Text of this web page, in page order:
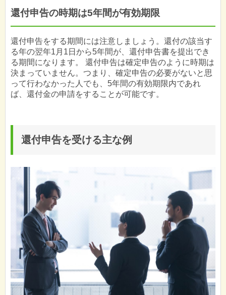
還付申告の時期は5年間が有効期限
還付申告をする期間には注意しましょう。還付の該当す
る年の翌年1月1日から5年間が、還付申告書を提出でき
る期間になります。 還付申告は確定申告のように時期は
決まっていません。つまり、確定申告の必要がないと思
って行わなかった人でも、5年間の有効期限内であれ
ば、還付金の申請をすることが可能です。
還付申告を受ける主な例